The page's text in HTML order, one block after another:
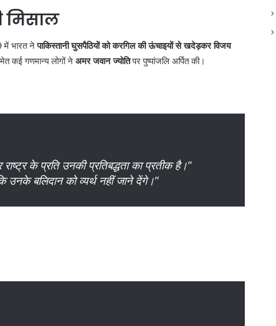
मिसाल
में भारत नेपाकिस्तानी घुसपैठियों को करगिल की ऊंचाइयों से खदेड़कर विजय
कई गणमान्य लोगों ने अमर जवान ज्योतिपर पुष्पांजलि अर्पित की।
के प्रति उनकी प्रतिबद्धता का प्रतीक है।“
बलिदान को व्यर्थ नहीं जाने देंगे।“